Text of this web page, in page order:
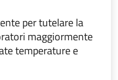
per tutelare la
maggiormente
temperature e